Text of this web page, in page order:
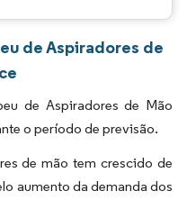
de Aspiradores de
de Aspiradores de Mão
o período de previsão.
de mão tem crescido de
aumento da demanda dos